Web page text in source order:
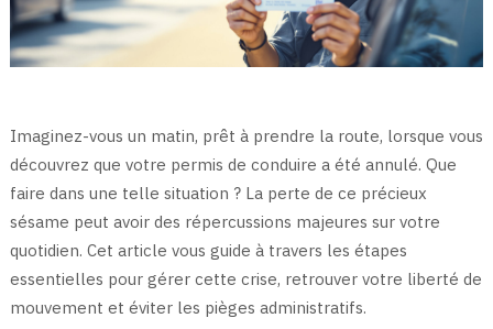
Imaginez-vous un matin, prêt à prendre la route, lorsque vous
découvrez que votre permis de conduire a été annulé. Que
faire dans une telle situation ? La perte de ce précieux
sésame peut avoir des répercussions majeures sur votre
quotidien. Cet article vous guide à travers les étapes
essentielles pour gérer cette crise, retrouver votre liberté de
mouvement et éviter les pièges administratifs.